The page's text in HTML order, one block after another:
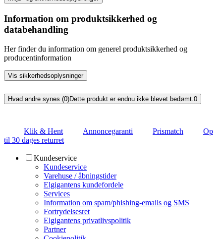
Information om produktsikkerhed og
databehandling
Her finder du information om generel produktsikkerhed og
producentinformation
Vis sikkerhedsoplysninger
Hvad andre synes (0)Dette produkt er endnu ikke blevet bedømt. 0
Klik & Hent Annoncegaranti Prismatch
Op
til 30 dages returret
Kundeservice
Kundeservice
Varehuse / åbningstider
Elgigantens kundefordele
Services
Information om spam/phishing-emails og SMS
Fortrydelsesret
Elgigantens privatlivspolitik
Partner